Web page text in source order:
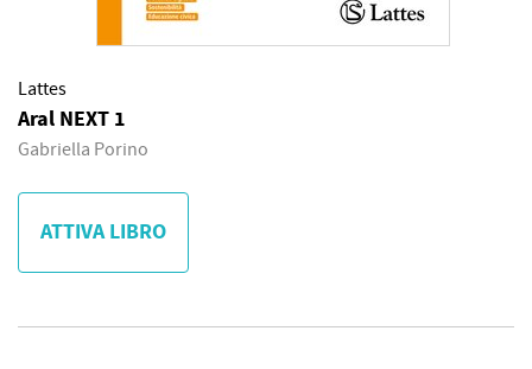
Lattes
Aral NEXT 1
Gabriella Porino
ATTIVA LIBRO